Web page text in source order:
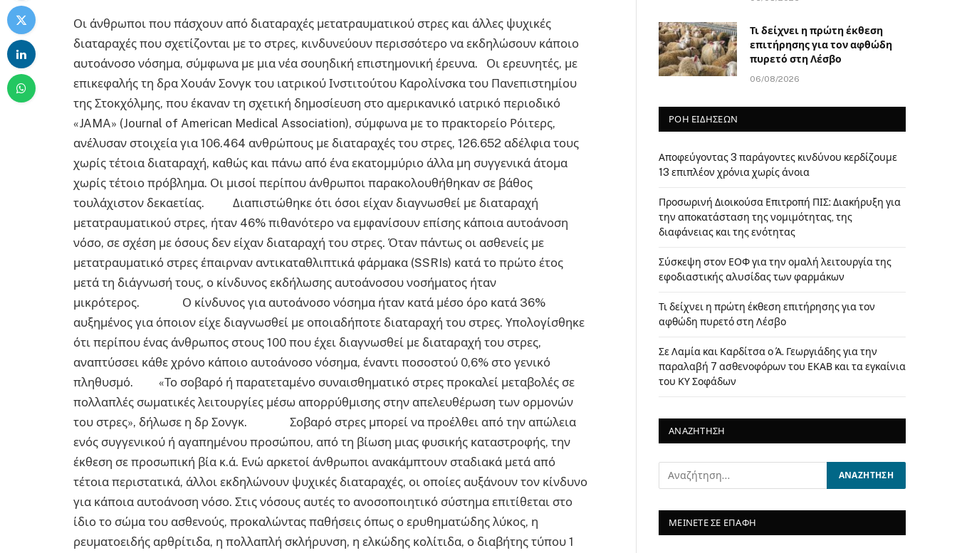
Οι άνθρωποι που πάσχουν από διαταραχές μετατραυματικού στρες και άλλες ψυχικές
διαταραχές που σχετίζονται με το στρες, κινδυνεύουν περισσότερο να εκδηλώσουν κάποιο
αυτοάνοσο νόσημα, σύμφωνα με μια νέα σουηδική επιστημονική έρευνα. Οι ερευνητές, με
επικεφαλής τη δρα Χουάν Σονγκ του ιατρικού Ινστιτούτου Καρολίνσκα του Πανεπιστημίου
της Στοκχόλμης, που έκαναν τη σχετική δημοσίευση στο αμερικανικό ιατρικό περιοδικό
«JAMA» (Journal of American Medical Association), σύμφωνα με το πρακτορείο Ρόιτερς,
ανέλυσαν στοιχεία για 106.464 ανθρώπους με διαταραχές του στρες, 126.652 αδέλφια τους
χωρίς τέτοια διαταραχή, καθώς και πάνω από ένα εκατομμύριο άλλα μη συγγενικά άτομα
χωρίς τέτοιο πρόβλημα. Οι μισοί περίπου άνθρωποι παρακολουθήθηκαν σε βάθος
τουλάχιστον δεκαετίας. Διαπιστώθηκε ότι όσοι είχαν διαγνωσθεί με διαταραχή
μετατραυματικού στρες, ήταν 46% πιθανότερο να εμφανίσουν επίσης κάποια αυτοάνοση
νόσο, σε σχέση με όσους δεν είχαν διαταραχή του στρες. Όταν πάντως οι ασθενείς με
μετατραυματικό στρες έπαιρναν αντικαταθλιπτικά φάρμακα (SSRIs) κατά το πρώτο έτος
μετά τη διάγνωσή τους, ο κίνδυνος εκδήλωσης αυτοάνοσου νοσήματος ήταν
μικρότερος. Ο κίνδυνος για αυτοάνοσο νόσημα ήταν κατά μέσο όρο κατά 36%
αυξημένος για όποιον είχε διαγνωσθεί με οποιαδήποτε διαταραχή του στρες. Υπολογίσθηκε
ότι περίπου ένας άνθρωπος στους 100 που έχει διαγνωσθεί με διαταραχή του στρες,
αναπτύσσει κάθε χρόνο κάποιο αυτοάνοσο νόσημα, έναντι ποσοστού 0,6% στο γενικό
πληθυσμό. «Το σοβαρό ή παρατεταμένο συναισθηματικό στρες προκαλεί μεταβολές σε
πολλαπλές σωματικές λειτουργίες μέσω απορρύθμισης στην απελευθέρωση των ορμονών
του στρες», δήλωσε η δρ Σονγκ. Σοβαρό στρες μπορεί να προέλθει από την απώλεια
ενός συγγενικού ή αγαπημένου προσώπου, από τη βίωση μιας φυσικής καταστροφής, την
έκθεση σε προσωπική βία κ.ά. Ενώ αρκετοί άνθρωποι ανακάμπτουν σταδιακά μετά από
τέτοια περιστατικά, άλλοι εκδηλώνουν ψυχικές διαταραχές, οι οποίες αυξάνουν τον κίνδυνο
για κάποια αυτοάνοση νόσο. Στις νόσους αυτές το ανοσοποιητικό σύστημα επιτίθεται στο
ίδιο το σώμα του ασθενούς, προκαλώντας παθήσεις όπως ο ερυθηματώδης λύκος, η
ρευματοειδής αρθρίτιδα, η πολλαπλή σκλήρυνση, η ελκώδης κολίτιδα, ο διαβήτης τύπου 1
Τι δείχνει η πρώτη έκθεση
επιτήρησης για τον αφθώδη
πυρετό στη Λέσβο
06/08/2026
ΡΟΗ ΕΙΔΗΣΕΩΝ
Αποφεύγοντας 3 παράγοντες κινδύνου κερδίζουμε
13 επιπλέον χρόνια χωρίς άνοια
Προσωρινή Διοικούσα Επιτροπή ΠΙΣ: Διακήρυξη για
την αποκατάσταση της νομιμότητας, της
διαφάνειας και της ενότητας
Σύσκεψη στον ΕΟΦ για την ομαλή λειτουργία της
εφοδιαστικής αλυσίδας των φαρμάκων
Τι δείχνει η πρώτη έκθεση επιτήρησης για τον
αφθώδη πυρετό στη Λέσβο
Σε Λαμία και Καρδίτσα ο Ά. Γεωργιάδης για την
παραλαβή 7 ασθενοφόρων του ΕΚΑΒ και τα εγκαίνια
του ΚΥ Σοφάδων
ΑΝΑΖΗΤΗΣΗ
ΜΕΙΝΕΤΕ ΣΕ ΕΠΑΦΗ